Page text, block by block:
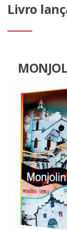
Livro